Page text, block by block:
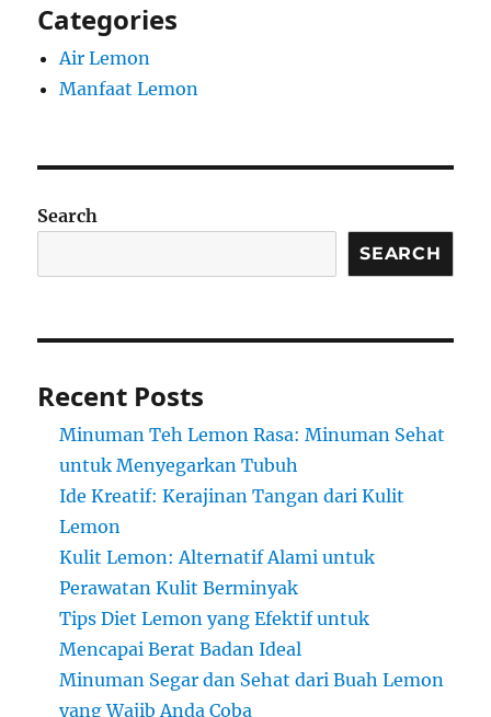
Categories
Air Lemon
Manfaat Lemon
Search
SEARCH
Recent Posts
Minuman Teh Lemon Rasa: Minuman Sehat
untuk Menyegarkan Tubuh
Ide Kreatif: Kerajinan Tangan dari Kulit
Lemon
Kulit Lemon: Alternatif Alami untuk
Perawatan Kulit Berminyak
Tips Diet Lemon yang Efektif untuk
Mencapai Berat Badan Ideal
Minuman Segar dan Sehat dari Buah Lemon
yang Wajib Anda Coba